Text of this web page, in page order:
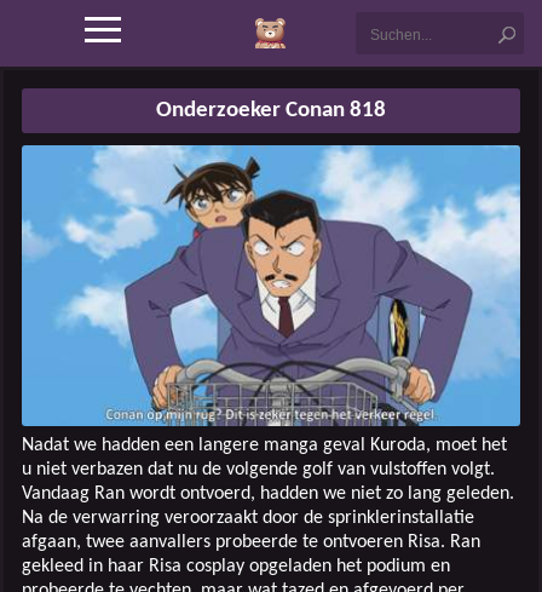
Onderzoeker Conan 818
Nadat we hadden een langere manga geval Kuroda, moet het
u niet verbazen dat nu de volgende golf van vulstoffen volgt.
Vandaag Ran wordt ontvoerd, hadden we niet zo lang geleden.
Na de verwarring veroorzaakt door de sprinklerinstallatie
afgaan, twee aanvallers probeerde te ontvoeren Risa. Ran
gekleed in haar Risa cosplay opgeladen het podium en